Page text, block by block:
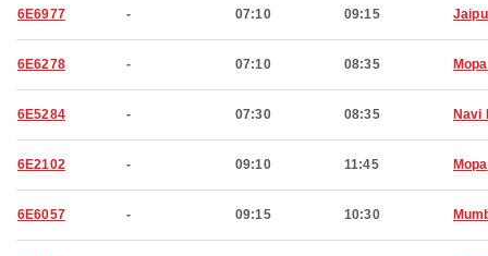
6E6977 - 07:10 09:15
6E6278 - 07:10 08:35 Mopa
6E5284 - 07:30 08:35 Navi
6E2102 - 09:10 11:45 Mopa
6E6057 - 09:15 10:30